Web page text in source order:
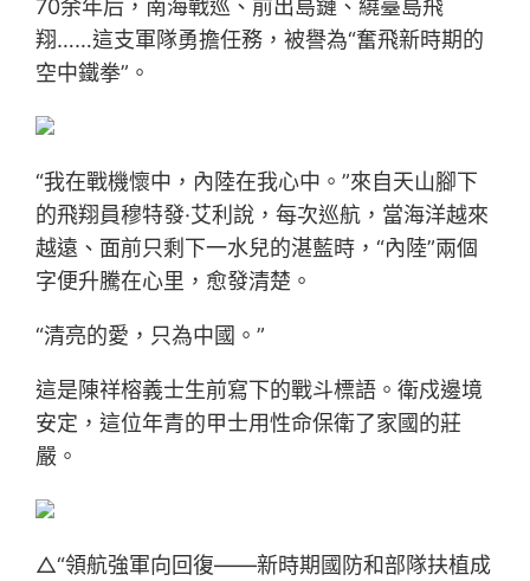
70余年后，南海戰巡、前出島鏈、繞臺島飛
翔……這支軍隊勇擔任務，被譽為“奮飛新時期的
空中鐵拳”。
“我在戰機懷中，內陸在我心中。”來自天山腳下
的飛翔員穆特發·艾利說，每次巡航，當海洋越來
越遠、面前只剩下一水兒的湛藍時，“內陸”兩個
字便升騰在心里，愈發清楚。
“清亮的愛，只為中國。”
這是陳祥榕義士生前寫下的戰斗標語。衛戍邊境
安定，這位年青的甲士用性命保衛了家國的莊
嚴。
△“領航強軍向回復——新時期國防和部隊扶植成